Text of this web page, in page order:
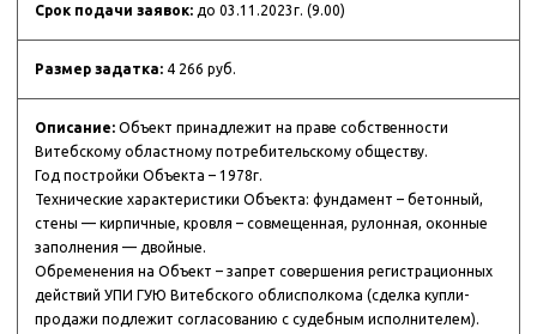
Срок подачи заявок: до 03.11.2023г. (9.00)
Размер задатка: 4 266 руб.
Описание: Объект принадлежит на праве собственности
Витебскому областному потребительскому обществу.
Год постройки Объекта – 1978г.
Технические характеристики Объекта: фундамент – бетонный,
стены — кирпичные, кровля – совмещенная, рулонная, оконные
заполнения — двойные.
Обременения на Объект – запрет совершения регистрационных
действий УПИ ГУЮ Витебского облисполкома (сделка купли-
продажи подлежит согласованию с судебным исполнителем).